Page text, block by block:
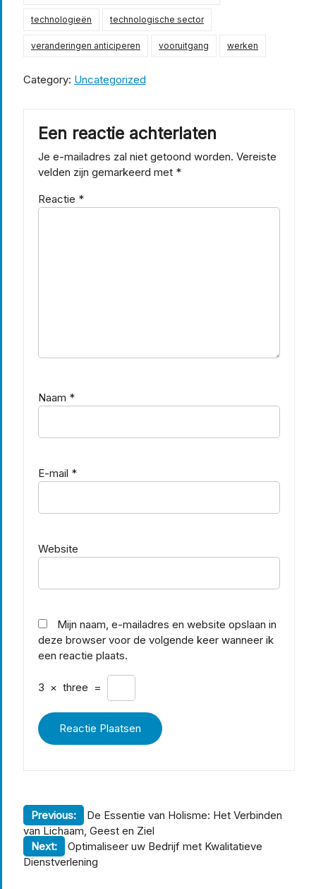
technologieën technologische sector
veranderingen anticiperen vooruitgang werken
Category: Uncategorized
Een reactie achterlaten
Je e-mailadres zal niet getoond worden. Vereiste
velden zijn gemarkeerd met *
Reactie *
Naam *
E-mail *
Website
Mijn naam, e-mailadres en website opslaan in
deze browser voor de volgende keer wanneer ik
een reactie plaats.
3 × three =
Berichtnavigatie
Previous:
De Essentie van Holisme: Het Verbinden
van Lichaam, Geest en Ziel
Next:
Optimaliseer uw Bedrijf met Kwalitatieve
Dienstverlening